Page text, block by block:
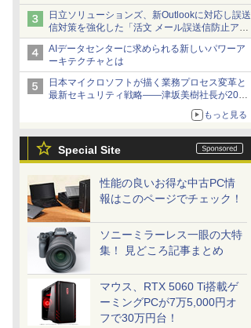
日立ソリューションズ、新Outlookに対応し誤送
信対策を強化した「活文 メール誤送信防止アド
インサービス」を提供
AIデータセンターに求められる新しいパワーア
ーキテクチャとは
日本マイクロソフトが描く業務プロセス変革と
最新セキュリティ戦略――津坂美樹社長が2027
もっと見る
Special Site
性能の良いお得な中古PC情
報はこのページでチェック！
ソニーミラーレス一眼の大特
集！ 見どころ記事まとめ
マウス、RTX 5060 Ti搭載ゲ
ーミングPCが7万5,000円オ
フで30万円台！